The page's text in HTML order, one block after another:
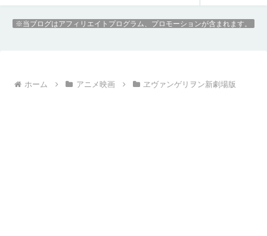
※当ブログはアフィリエイトプログラム、プロモーションが含まれます。
ホーム アニメ映画 ヱヴァンゲリヲン新劇場版